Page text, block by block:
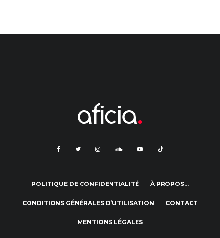
POLITIQUE DE CONFIDENTIALITÉ À PROPOS…
CONDITIONS GÉNÉRALES D’UTILISATION CONTACT
MENTIONS LÉGALES